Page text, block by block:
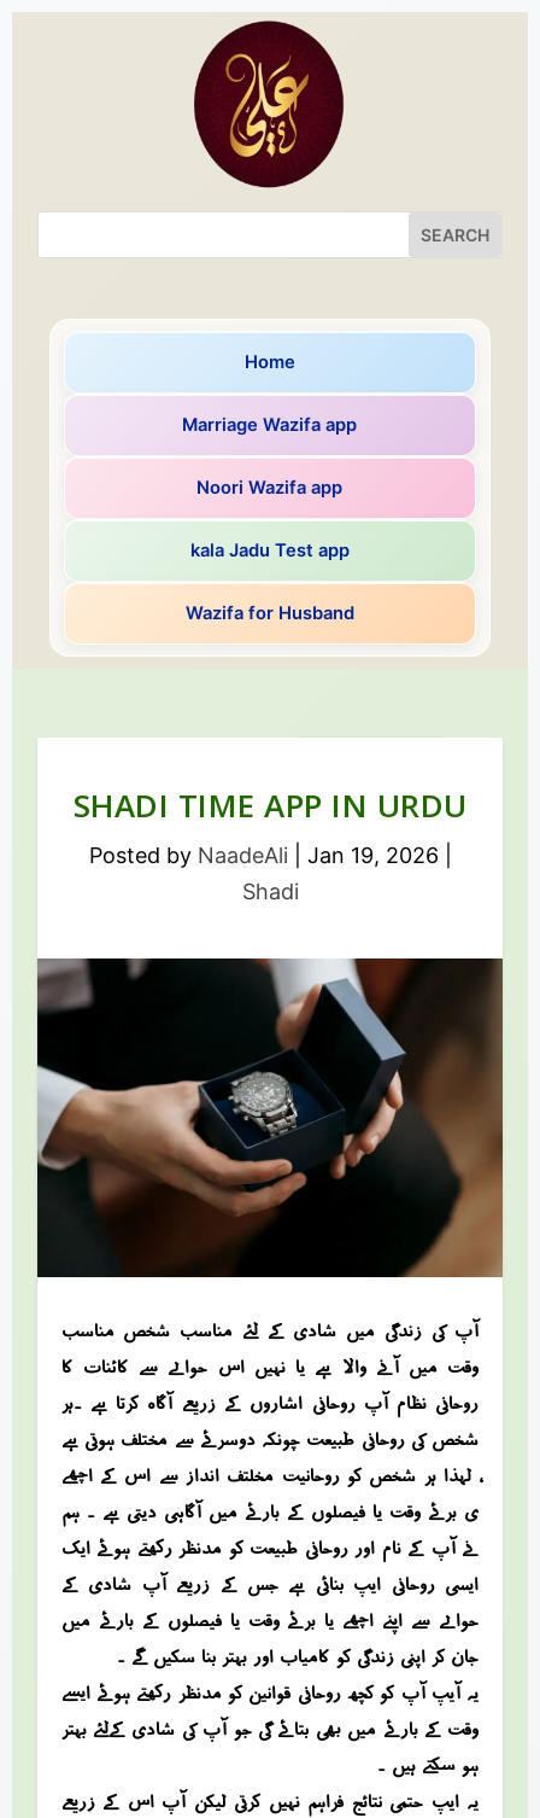
Home
Marriage Wazifa app
Noori Wazifa app
kala Jadu Test app
Wazifa for Husband
SHADI TIME APP IN URDU
Posted by NaadeAli Jan 19, 2026
Shadi
آپ کی زندگی میں شادی کے لئے مناسب شخص مناسب
وقت میں آنے والا ہے یا نہیں اس حوالے سے کائنات کا
روحانی نظام آپ روحانی اشاروں کے زریعے آگاہ کرتا ہے ۔ہر
شخص کی روحانی طبیعت چونکہ دوسرئے سے مختلف ہوتی ہے
، لہذا ہر شخص کو روحانیت مخلتف انداز سے اس کے اچھے
ی برئے وقت یا فیصلوں کے بارئے میں آگاہی دیتی ہے ۔ ہم
نے آپ کے نام اور روحانی طبیعت کو مدنظر رکھتے ہوئے ایک
ایسی روحانی ایپ بنائی ہے جس کے زریعے آپ شادی کے
حوالے سے اپنے اچھے یا برئے وقت یا فیصلوں کے بارئے میں
جان کر اپنی زندگی کو کامیاب اور بہتر بنا سکیں گے ۔
یہ آیپ آپ کو کچھ روحانی قوانین کو مدنظر رکھتے ہوئے ایسے
وقت کے بارئے میں بھی بتائے گی جو آپ کی شادی کےلئے بہتر
ہو سکتے ہیں ۔
یہ ایپ حتمی نتائج فراہم نہیں کرتی لیکن آپ اس کے زریعے